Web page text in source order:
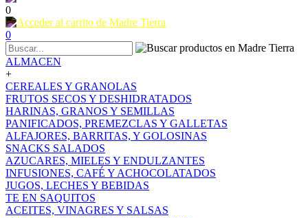
0
0
ALMACEN
+
CEREALES Y GRANOLAS
FRUTOS SECOS Y DESHIDRATADOS
HARINAS, GRANOS Y SEMILLAS
PANIFICADOS, PREMEZCLAS Y GALLETAS
ALFAJORES, BARRITAS, Y GOLOSINAS
SNACKS SALADOS
AZUCARES, MIELES Y ENDULZANTES
INFUSIONES, CAFÉ Y ACHOCOLATADOS
JUGOS, LECHES Y BEBIDAS
TE EN SAQUITOS
ACEITES, VINAGRES Y SALSAS